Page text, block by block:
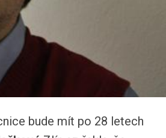
bude mít po 28 letech